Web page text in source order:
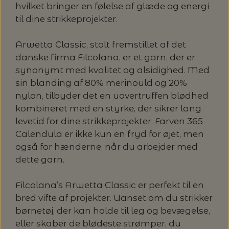
SPAR 40% - GLERUPS STØVLER BØRN (STR.
19 - 23)
PERMIN: SPAR 30% PÅ ALLE
JULEBRODERIER
BALDYRE: UDVALGTE BRODERIER - SPAR
20%
PERMIN
SOMMERGARN
PETITEKNIT
RAUMA
SUSIE HAUMANN
MAGMA
STRIKKE- OG SYNÅLE
SYTRÅD
TRYKLÅSE
hvilket bringer en følelse af glæde og energi
til dine strikkeprojekter.
Arwetta Classic, stolt fremstillet af det
danske firma Filcolana, er et garn, der er
synonymt med kvalitet og alsidighed. Med
sin blanding af 80% merinould og 20%
nylon, tilbyder det en uovertruffen blødhed
kombineret med en styrke, der sikrer lang
levetid for dine strikkeprojekter. Farven 365
Calendula er ikke kun en fryd for øjet, men
også for hænderne, når du arbejder med
dette garn.
Filcolana’s Arwetta Classic er perfekt til en
bred vifte af projekter. Uanset om du strikker
børnetøj, der kan holde til leg og bevægelse,
eller skaber de blødeste strømper, du